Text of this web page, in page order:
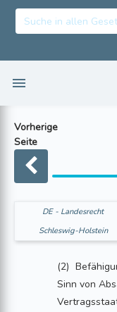
Vorherige
Seite
DE - Landesrecht
Schleswig-Holstein
(2)
Sinn von